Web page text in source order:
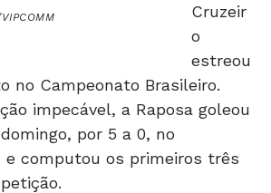
Cruzeir
o
estreou
no Campeonato Brasileiro.
impecável, a Raposa goleou
por 5 a 0, no
e computou os primeiros três